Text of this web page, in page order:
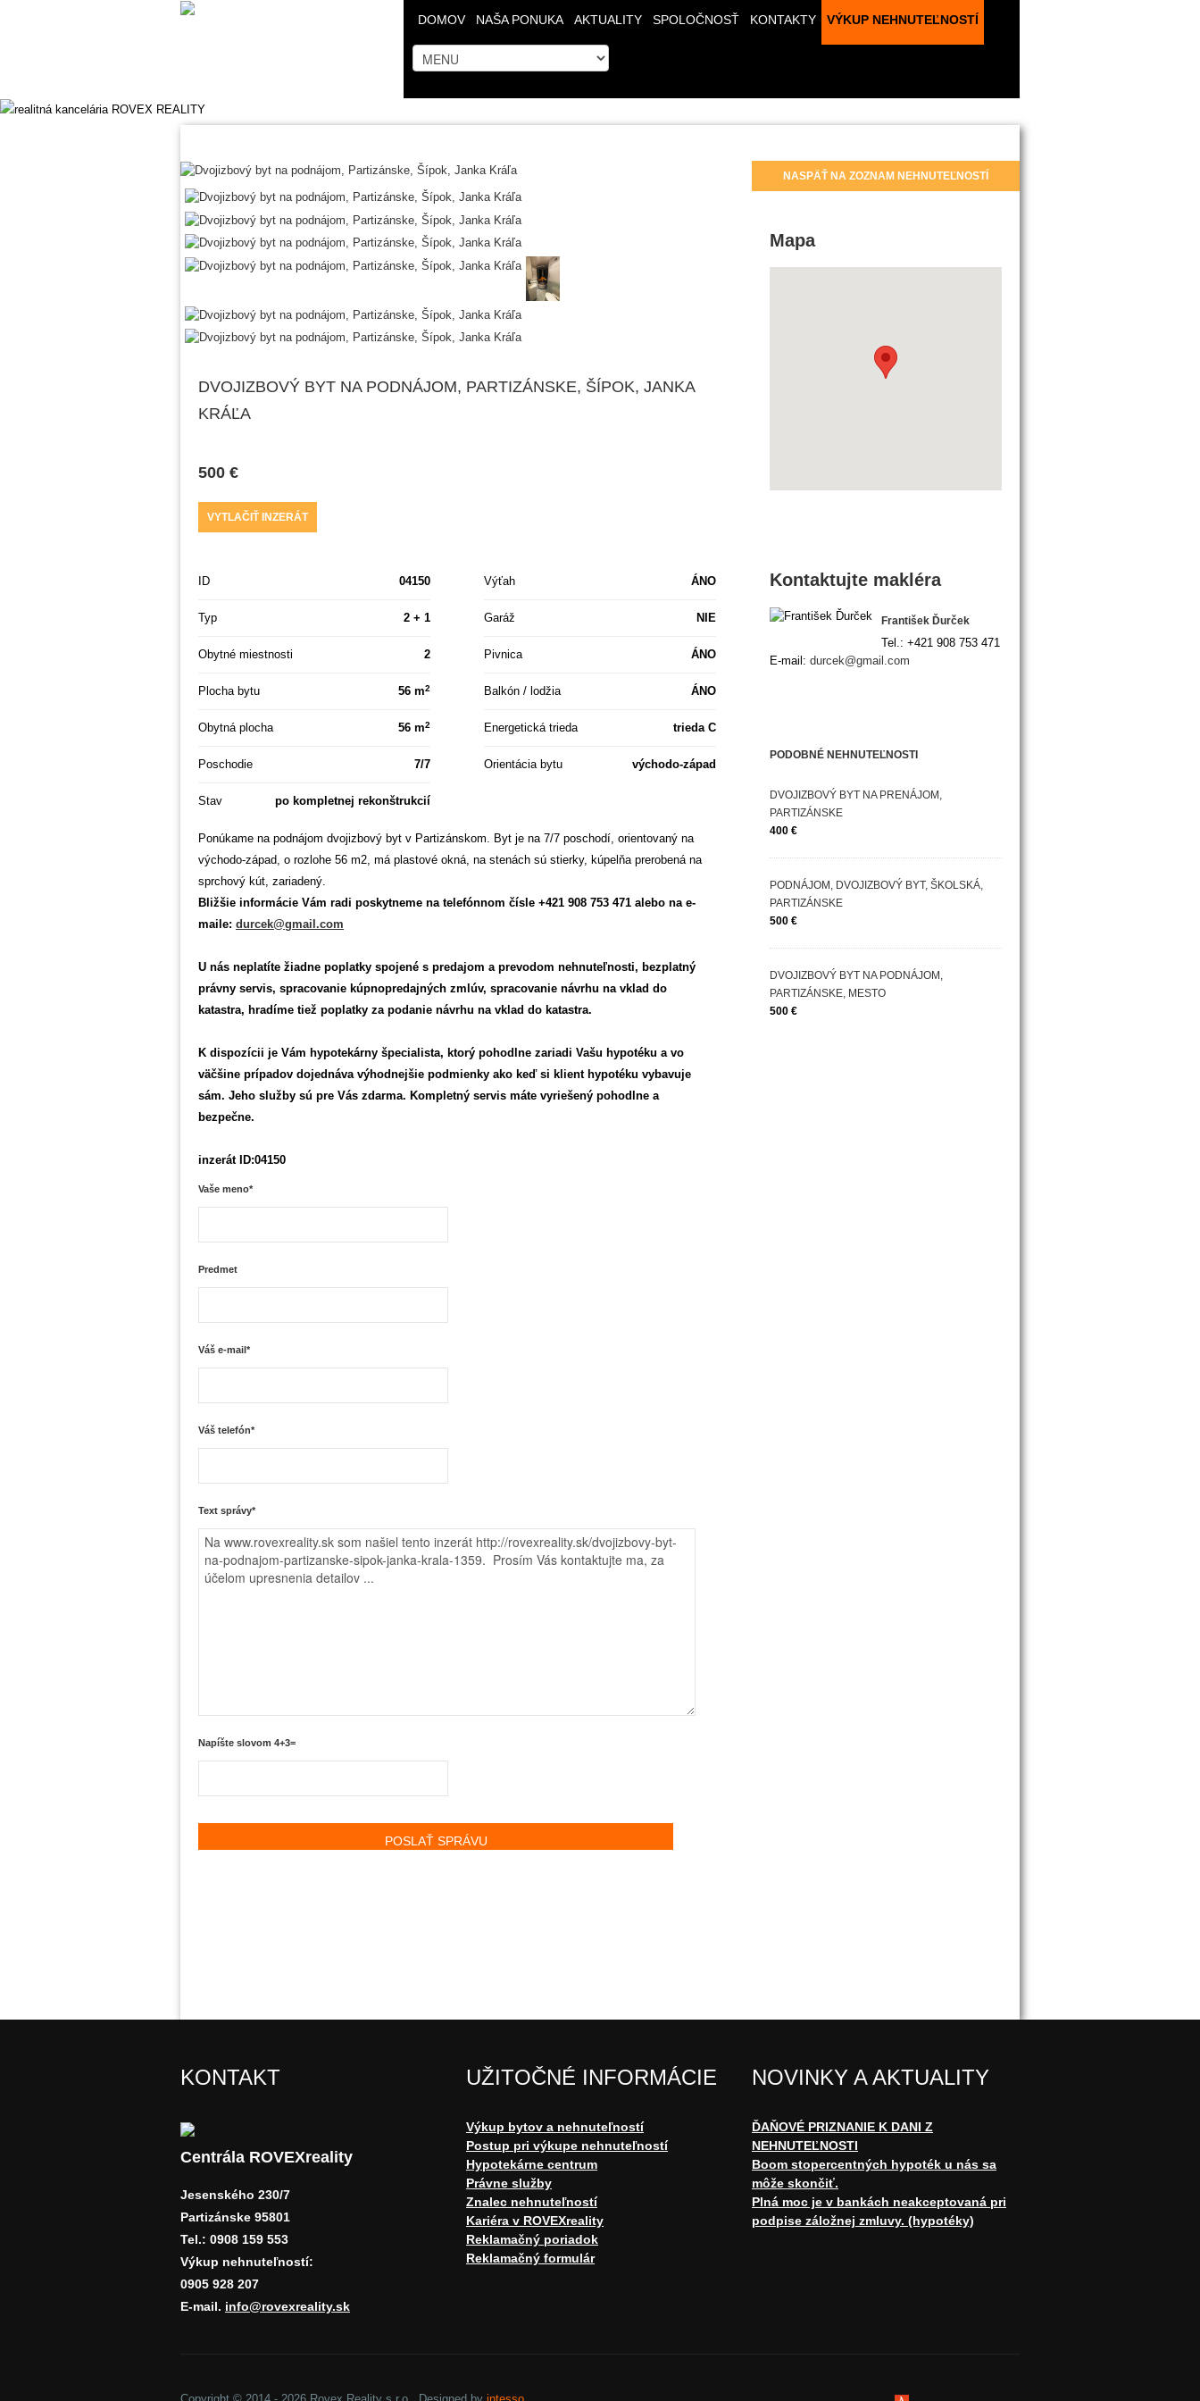
DOMOV NAŠA PONUKA AKTUALITY SPOLOČNOSŤ KONTAKTY VÝKUP NEHNUTEĽNOSTÍ
DVOJIZBOVÝ BYT NA PODNÁJOM, PARTIZÁNSKE, ŠÍPOK, JANKA
KRÁĽA
500 €
VYTLAČIŤ INZERÁT
ID 04150
Typ 2 + 1
Obytné miestnosti 2
Plocha bytu 56 m2
Obytná plocha 56 m2
Poschodie 7/7
Stav po kompletnej rekonštrukcií
Výťah ÁNO
Garáž NIE
Pivnica ÁNO
Balkón / lodžia ÁNO
Energetická trieda trieda C
Orientácia bytu východo-západ
Ponúkame na podnájom dvojizbový byt v Partizánskom. Byt je na 7/7 poschodí, orientovaný na
východo-západ, o rozlohe 56 m2, má plastové okná, na stenách sú stierky, kúpelňa prerobená na
sprchový kút, zariadený.
Bližšie informácie Vám radi poskytneme na telefónnom čísle +421 908 753 471 alebo na e-
maile: durcek@gmail.com
U nás neplatíte žiadne poplatky spojené s predajom a prevodom nehnuteľnosti, bezplatný
právny servis, spracovanie kúpnopredajných zmlúv, spracovanie návrhu na vklad do
katastra, hradíme tiež poplatky za podanie návrhu na vklad do katastra.
K dispozícii je Vám hypotekárny špecialista, ktorý pohodlne zariadi Vašu hypotéku a vo
väčšine prípadov dojednáva výhodnejšie podmienky ako keď si klient hypotéku vybavuje
sám. Jeho služby sú pre Vás zdarma. Kompletný servis máte vyriešený pohodlne a
bezpečne.
inzerát ID:04150
Vaše meno*
Predmet
Váš e-mail*
Váš telefón*
Text správy*
Napíšte slovom 4+3=
NASPÄŤ NA ZOZNAM NEHNUTEĽNOSTÍ
Mapa
Kontaktujte makléra
František Ďurček
Tel.: +421 908 753 471
E-mail: durcek@gmail.com
PODOBNÉ NEHNUTEĽNOSTI
DVOJIZBOVÝ BYT NA PRENÁJOM,
PARTIZÁNSKE
400 €
PODNÁJOM, DVOJIZBOVÝ BYT, ŠKOLSKÁ,
PARTIZÁNSKE
500 €
DVOJIZBOVÝ BYT NA PODNÁJOM,
PARTIZÁNSKE, MESTO
500 €
KONTAKT
Centrála ROVEXreality
Jesenského 230/7
Partizánske 95801
Tel.: 0908 159 553
Výkup nehnuteľností:
0905 928 207
E-mail. info@rovexreality.sk
UŽITOČNÉ INFORMÁCIE
Výkup bytov a nehnuteľností
Postup pri výkupe nehnuteľností
Hypotekárne centrum
Právne služby
Znalec nehnuteľností
Kariéra v ROVEXreality
Reklamačný poriadok
Reklamačný formulár
NOVINKY A AKTUALITY
ĎAŇOVÉ PRIZNANIE K DANI Z
NEHNUTEĽNOSTI
Boom stopercentných hypoték u nás sa
môže skončiť.
Plná moc je v bankách neakceptovaná pri
podpise záložnej zmluvy. (hypotéky)